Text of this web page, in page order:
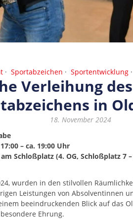
Sportabzeichen Sportentwicklung
Verleihung
in
18. November 2024
– ca. 19:00 Uhr
Schloßplatz (4. OG, Schloßplatz 7
wurden in den stilvollen
Leistungen von Absolventinnen
beeindruckenden Blick auf das
Ehrung.